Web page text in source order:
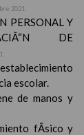
2021
PERSONAL Y
DE
escolar.
de manos y
fÃ­sico y